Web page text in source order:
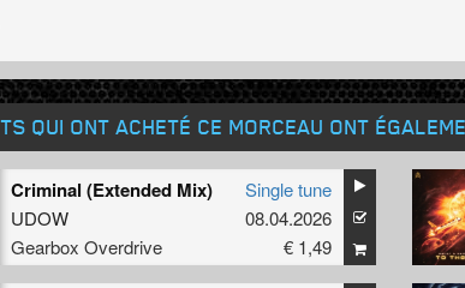
QUI ONT ACHETÉ CE MORCEAU ONT
Criminal (Extended Mix)
UDOW
Gearbox Overdrive
Single tune
08.04.2026
€ 1,49